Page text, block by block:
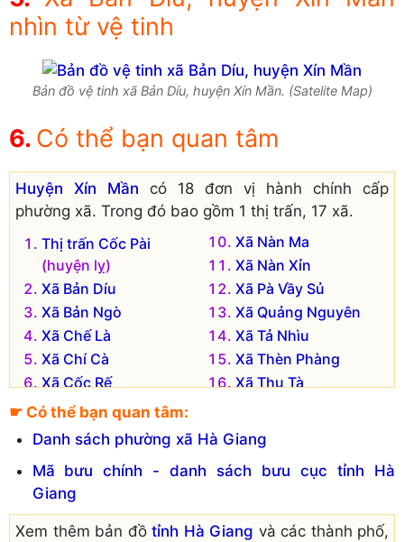
nhìn từ vệ tinh
Bản đồ vệ tinh xã Bản Díu, huyện Xín Mần. (Satelite Map)
Có thể bạn quan tâm
Huyện Xín Mần có 18 đơn vị hành chính cấp
phường xã. Trong đó bao gồm 1 thị trấn, 17 xã.
Thị trấn Cốc Pài
(huyện lỵ)
Xã Bản Díu
Xã Bản Ngò
Xã Chế Là
Xã Chí Cà
Xã Cốc Rế
Xã Khuôn Lùng
Xã Nà Chì
Xã Nấm Dẩn
Xã Nàn Ma
Xã Nàn Xỉn
Xã Pà Vầy Sủ
Xã Quảng Nguyên
Xã Tả Nhìu
Xã Thèn Phàng
Xã Thu Tà
Xã Xín Mần
Đơn vị hành chính cũ hiện không còn tồn tại là:
Xã Ngán Chiên
☛ Có thể bạn quan tâm:
Danh sách phường xã Hà Giang
Mã bưu chính - danh sách bưu cục tỉnh Hà
Giang
Xem thêm bản đồ tỉnh Hà Giang và các thành phố,